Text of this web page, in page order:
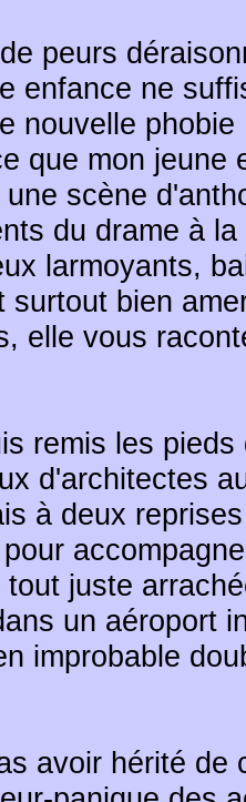
peurs
enfance ne
nouvelle
que mon jeune
scène
du drame à
larmoyants,
surtout bien
elle vous
remis les
d'architectes
à deux
juste
un aéroport
improbable
avoir hérité de